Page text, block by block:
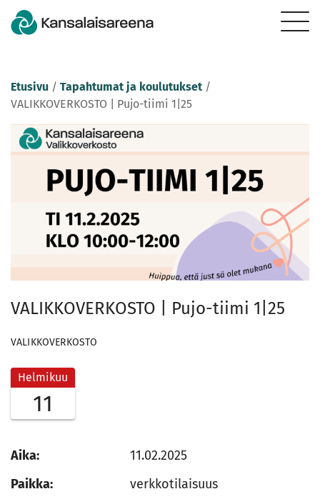
Etusivu / Tapahtumat ja koulutukset /
VALIKKOVERKOSTO | Pujo-tiimi 1|25
VALIKKOVERKOSTO | Pujo-tiimi 1|25
VALIKKOVERKOSTO
Helmikuu
11
Aika:
11.02.2025
Paikka:
verkkotilaisuus